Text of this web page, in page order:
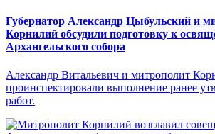
Губернатор Александр Цыбульский и
Корнилий обсудили подготовку к
Архангельского собора
Александр Витальевич и митрополит
проинспектировали выполнение ранее
работ.